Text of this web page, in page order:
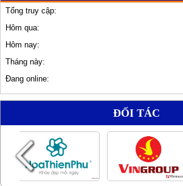
Tổng truy cập:
Hôm qua:
Hôm nay:
Tháng này:
Đang online:
ĐỐI TÁC